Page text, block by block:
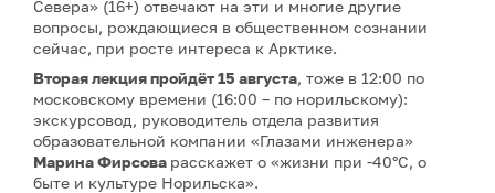
Севера» (16+) отвечают на эти и многие другие
вопросы, рождающиеся в общественном сознании
сейчас, при росте интереса к Арктике.
Вторая лекцияпройдёт 15 августа, тоже в 12:00 по
московскому времени (16:00 – по норильскому):
экскурсовод, руководитель отдела развития
образовательной компании «Глазами инженера»
Марина Фирсова расскажет о «жизни при -40°C, о
быте и культуре Норильска».